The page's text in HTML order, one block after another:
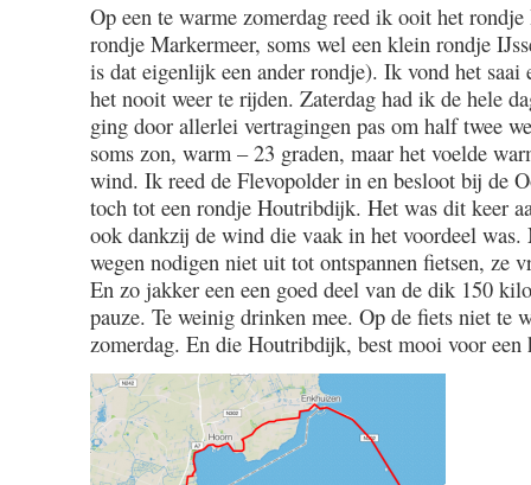
/
48
/
2.00
Op een te warme zomerdag reed ik ooit het
rondje Markermeer, soms wel een klein rondje
is dat eigenlijk een ander rondje). Ik vond het saai
het nooit weer te rijden. Zaterdag had ik de hele
ging door allerlei vertragingen pas om half twee
soms zon, warm – 23 graden, maar het voelde
wind. Ik reed de Flevopolder in en besloot bij de
toch tot een rondje Houtribdijk. Het was dit keer
ook dankzij de wind die vaak in het voordeel was.
wegen nodigen niet uit tot ontspannen fietsen, ze
En zo jakker een een goed deel van de dik 150
pauze. Te weinig drinken mee. Op de fiets niet te
zomerdag. En die Houtribdijk, best mooi voor een